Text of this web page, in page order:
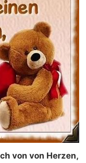
von von Herzen,